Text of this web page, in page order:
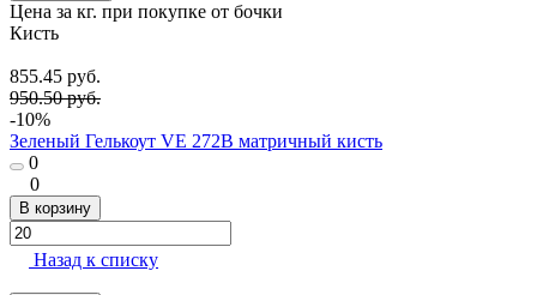
Цена за кг. при покупке от бочки
Кисть
855.45 руб.
950.50 руб.
-10%
Зеленый Гелькоут VE 272B матричный кисть
0
0
В корзину
Назад к списку